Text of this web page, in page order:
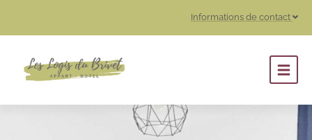
Informations de contact